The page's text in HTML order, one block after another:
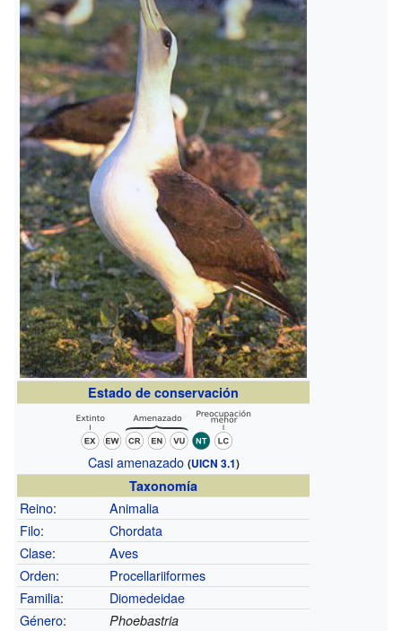
Estado de conservación
Casi amenazado (UICN 3.1)
Taxonomía
Reino:
Animalia
Filo:
Chordata
Clase:
Aves
Orden:
Procellariiformes
Familia:
Diomedeidae
Género: Phoebastria